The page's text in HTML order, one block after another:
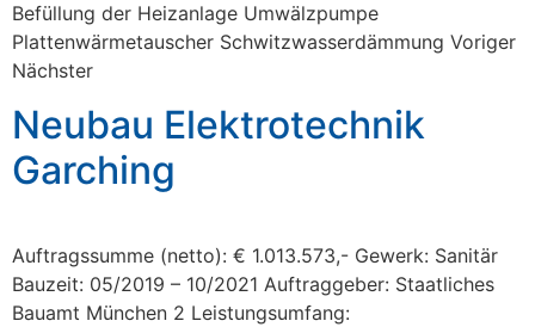
Befüllung der Heizanlage Umwälzpumpe
Plattenwärmetauscher Schwitzwasserdämmung Voriger
Nächster
Neubau Elektrotechnik
Garching
Auftragssumme (netto): € 1.013.573,- Gewerk: Sanitär
Bauzeit: 05/2019 – 10/2021 Auftraggeber: Staatliches
Bauamt München 2 Leistungsumfang: